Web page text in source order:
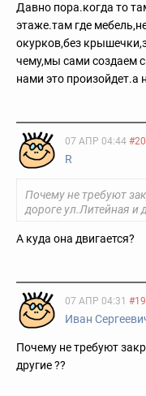
Давно пора.когда то
этаже.там где
окурков,без
чему,мы сами создаем
нами это произойдет.а
07 АПР 04:44 #20
R
Почему не требуют
дороге ул.Литейная и
А куда она двигается?
07 АПР 04:31 #19
Иван
Почему не требуют
другие ??